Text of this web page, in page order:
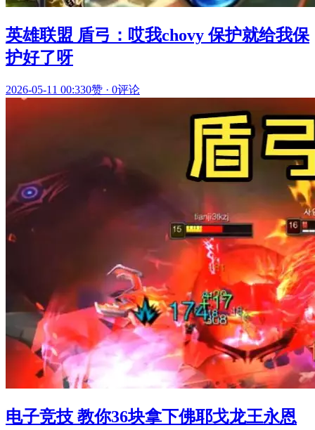
英雄联盟 盾弓：哎我chovy 保护就给我保
护好了呀
2026-05-11 00:330赞 · 0评论
电子竞技 教你36块拿下佛耶戈龙王永恩